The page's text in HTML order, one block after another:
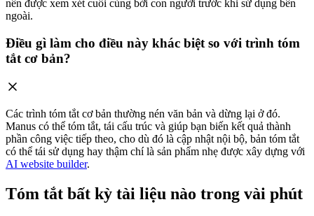
nên được xem xét cuối cùng bởi con người trước khi sử dụng bên
ngoài.
Điều gì làm cho điều này khác biệt so với trình tóm
tắt cơ bản?
Các trình tóm tắt cơ bản thường nén văn bản và dừng lại ở đó.
Manus có thể tóm tắt, tái cấu trúc và giúp bạn biến kết quả thành
phần công việc tiếp theo, cho dù đó là cập nhật nội bộ, bản tóm tắt
có thể tái sử dụng hay thậm chí là sản phẩm nhẹ được xây dựng với
AI website builder.
Tóm tắt bất kỳ tài liệu nào trong vài phút